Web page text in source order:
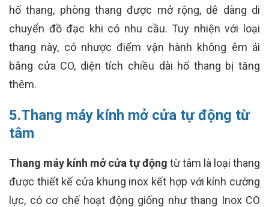
hố thang, phòng thang được mở rộng, dễ dàng di
chuyển đồ đạc khi có nhu cầu. Tuy nhiện với loại
thang này, có nhược điểm vận hành không êm ái
bằng cửa CO, diện tích chiều dài hố thang bị tăng
thêm.
5.Thang máy kính mở cửa tự động từ
tâm
Thang máy kính mở cửa tự động từ tâm là loại thang
được thiết kế cửa khung inox kết hợp với kính cường
lực, có cơ chế hoạt động giống như thang Inox CO